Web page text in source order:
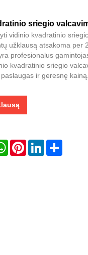
sriegio
vidinio kvadratinio
užklausą atsakoma per
profesionalus
kvadratinio sriegio
ir geresnę kainą.
WhatsAppPinterestLinkedInShare